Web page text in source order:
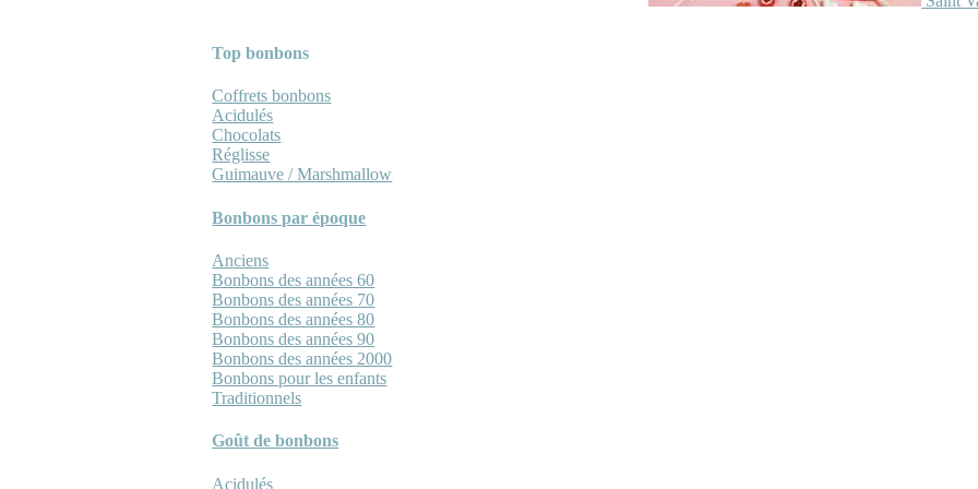
Top bonbons
Coffrets bonbons
Acidulés
Chocolats
Réglisse
Guimauve / Marshmallow
Bonbons par époque
Anciens
Bonbons des années 60
Bonbons des années 70
Bonbons des années 80
Bonbons des années 90
Bonbons des années 2000
Bonbons pour les enfants
Traditionnels
Goût de bonbons
Acidulés